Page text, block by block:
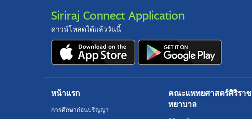
Siriraj Connect Application
ดาวน์โหลดได้แล้ววันนี้
หน้าแรก
การศึกษาก่อนปริญญา
คณะแพทยศาสตร์ศิริราช
พยาบาล